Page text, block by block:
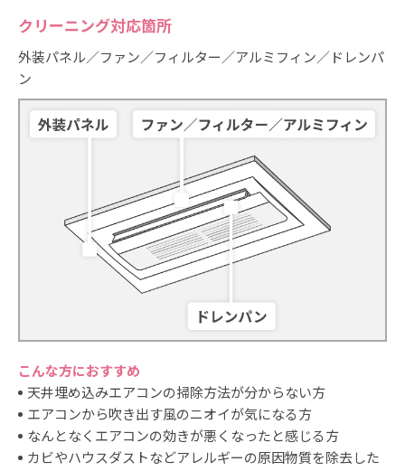
料金： 3,300円
詳しく見る
換気口・換気扇（居室用）
作業時間（めやす）：約10分
詳しく見る
窓・網戸・サッシ（掃出し窓）／1セット
料金：6,600 円
作業時間（めやす）：約45分
窓・網戸・サッシ（腰高窓）／1セット
料金：
作業時間（めやす）：約30分
詳しく見る
窓・網戸・サッシ（小窓）／1セット
クリーニング対応箇所
外装パネル／ファン／フィルター／アルミフィン／ドレンパ
ン
こんな方におすすめ
天井埋め込みエアコンの掃除方法が分からない方
エアコンから吹き出す風のニオイが気になる方
なんとなくエアコンの効きが悪くなったと感じる方
カビやハウスダストなどアレルギーの原因物質を除去した